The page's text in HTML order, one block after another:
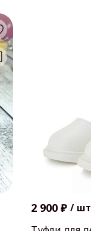
2 900 ₽ / шт